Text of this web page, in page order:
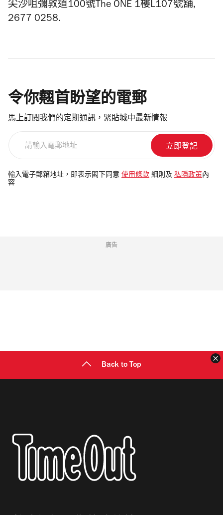
尖沙咀彌敦道100號The ONE 1樓L107號舖,
2677 0258.
令你翹首盼望的電郵
馬上訂閱我們的定期通訊，緊貼城中最新情報
電
郵
輸入電子郵箱地址，即表示閣下同意 使用條款 細則及 私隱政策 內
容
廣告
Back to Top